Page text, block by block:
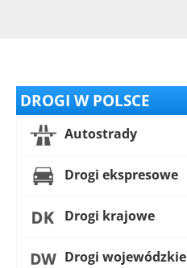
DROGI W POLSCE
Autostrady
Drogi ekspresowe
Drogi krajowe
Drogi wojewódzkie